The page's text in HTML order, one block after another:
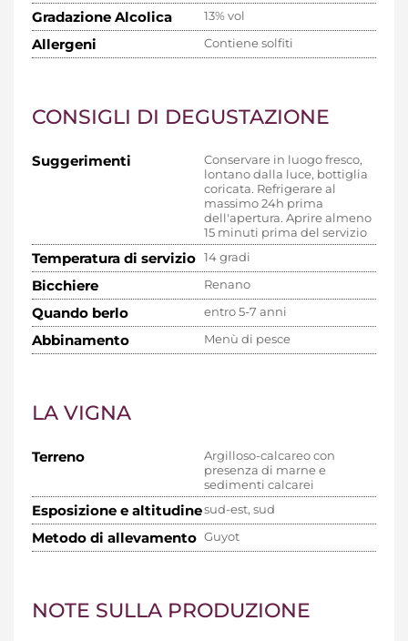
Gradazione Alcolica 13% vol
Allergeni Contiene solfiti
CONSIGLI DI DEGUSTAZIONE
Suggerimenti
Conservare in luogo fresco,
lontano dalla luce, bottiglia
coricata. Refrigerare al
massimo 24h prima
dell'apertura. Aprire almeno
15 minuti prima del servizio
Temperatura di servizio 14 gradi
Bicchiere Renano
Quando berlo entro 5-7 anni
Abbinamento Menù di pesce
LA VIGNA
Terreno
Argilloso-calcareo con
presenza di marne e
sedimenti calcarei
Esposizione e altitudinesud-est, sud
Metodo di allevamento Guyot
NOTE SULLA PRODUZIONE